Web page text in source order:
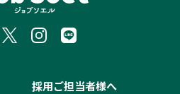
採用ご担当者様へ